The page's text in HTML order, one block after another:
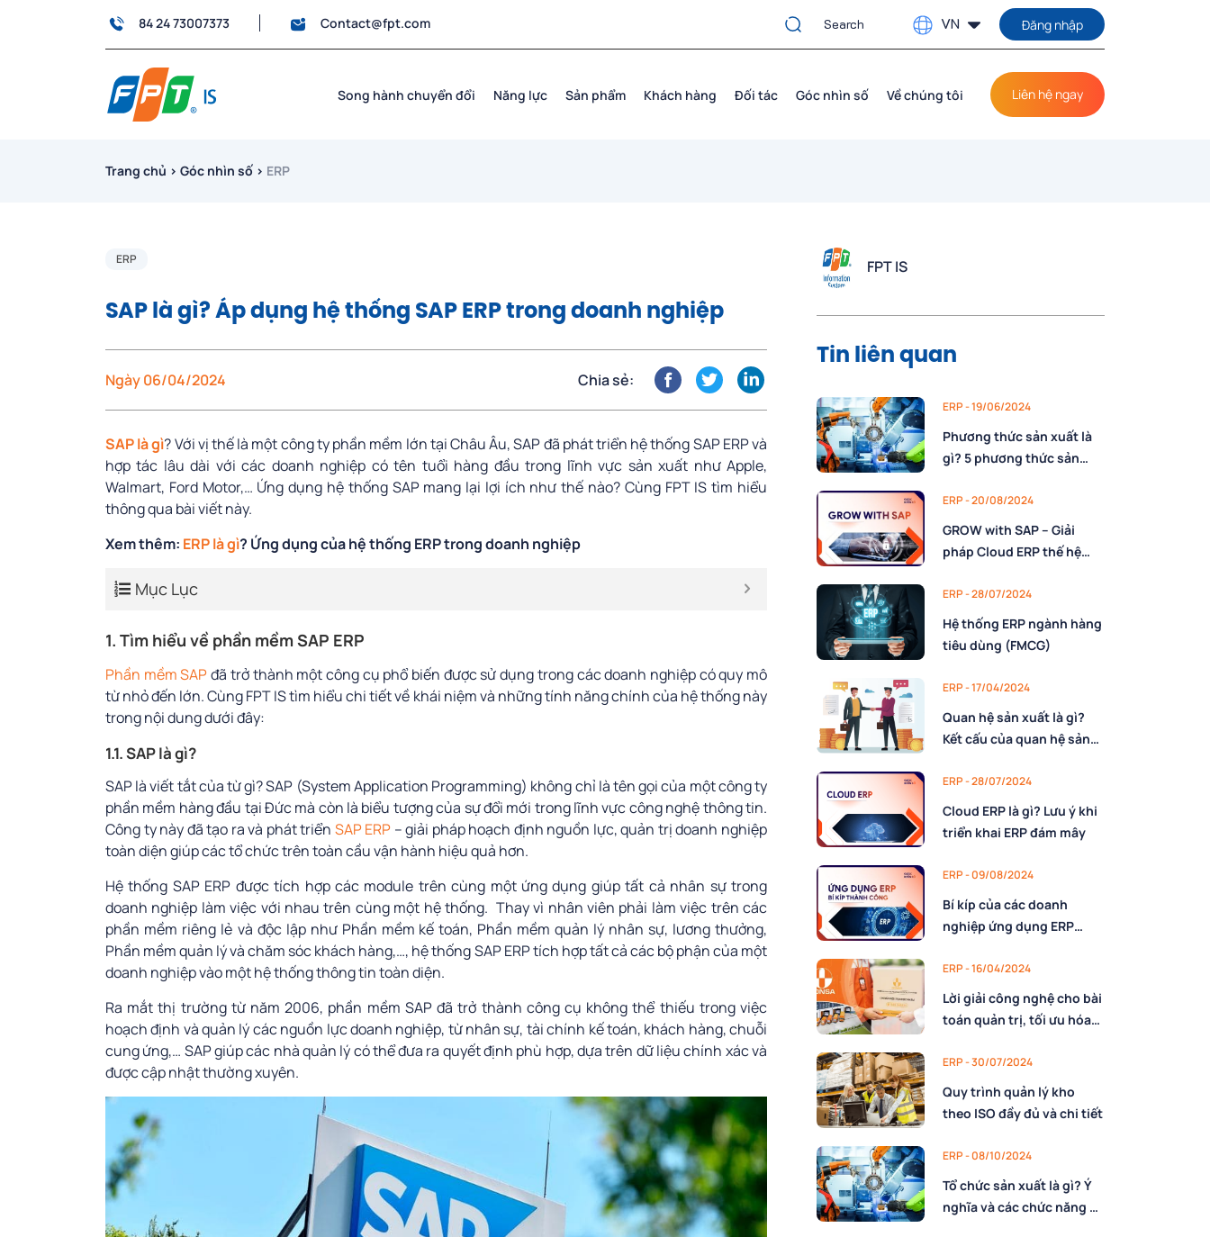
84 24 73007373 Contact@fpt.com VN Đăng nhập
Song hành chuyển đổi Năng lực Sản phẩm Khách hàng Đối tác Góc nhìn số Về chúng tôi Liên hệ ngay
Trang chủ › Góc nhìn số › ERP
ERP
SAP là gì? Áp dụng hệ thống SAP ERP trong doanh nghiệp
Ngày 06/04/2024 Chia sẻ:
SAP là gì? Với vị thế là một công ty phần mềm lớn tại Châu Âu, SAP đã phát triển hệ thống SAP ERP và
hợp tác lâu dài với các doanh nghiệp có tên tuổi hàng đầu trong lĩnh vực sản xuất như Apple,
Walmart, Ford Motor,… Ứng dụng hệ thống SAP mang lại lợi ích như thế nào? Cùng FPT IS tìm hiểu
thông qua bài viết này.
Xem thêm: ERP là gì? Ứng dụng của hệ thống ERP trong doanh nghiệp
Mục Lục
1. Tìm hiểu về phần mềm SAP ERP
Phần mềm SAPđã trở thành một công cụ phổ biến được sử dụng trong các doanh nghiệp có quy mô
từ nhỏ đến lớn. Cùng FPT IS tìm hiểu chi tiết về khái niệm và những tính năng chính của hệ thống này
trong nội dung dưới đây:
1.1. SAP là gì?
SAP là viết tắt của từ gì? SAP (System Application Programming) không chỉ là tên gọi của một công ty
phần mềm hàng đầu tại Đức mà còn là biểu tượng của sự đổi mới trong lĩnh vực công nghệ thông tin.
Công ty này đã tạo ra và phát triển SAP ERP – giải pháp hoạch định nguồn lực, quản trị doanh nghiệp
toàn diện giúp các tổ chức trên toàn cầu vận hành hiệu quả hơn.
Hệ thống SAP ERP được tích hợp các module trên cùng một ứng dụng giúp tất cả nhân sự trong
doanh nghiệp làm việc với nhau trên cùng một hệ thống. Thay vì nhân viên phải làm việc trên các
phần mềm riêng lẻ và độc lập như Phần mềm kế toán, Phần mềm quản lý nhân sự, lương thưởng,
Phần mềm quản lý và chăm sóc khách hàng,…, hệ thống SAP ERP tích hợp tất cả các bộ phận của một
doanh nghiệp vào một hệ thống thông tin toàn diện.
Ra mắt thị trường từ năm 2006, phần mềm SAPđã trở thành công cụ không thể thiếu trong việc
hoạch định và quản lý các nguồn lực doanh nghiệp, từ nhân sự, tài chính kế toán, khách hàng, chuỗi
cung ứng,… SAP giúp các nhà quản lý có thể đưa ra quyết định phù hợp, dựa trên dữ liệu chính xác và
được cập nhật thường xuyên.
FPT IS
Tin liên quan
ERP - 19/06/2024
Phương thức sản xuất là
gì? 5 phương thức sản
ERP - 20/08/2024
GROW with SAP – Giải
pháp Cloud ERP thế hệ
ERP - 28/07/2024
Hệ thống ERP ngành hàng
tiêu dùng (FMCG)
ERP - 17/04/2024
Quan hệ sản xuất là gì?
Kết cấu của quan hệ sản
ERP - 28/07/2024
Cloud ERP là gì? Lưu ý khi
triển khai ERP đám mây
ERP - 09/08/2024
Bí kíp của các doanh
nghiệp ứng dụng ERP
ERP - 16/04/2024
Lời giải công nghệ cho bài
toán quản trị, tối ưu hóa
doanh nghiệp ngành
Dược
ERP - 30/07/2024
Quy trình quản lý kho
theo ISO đầy đủ và chi tiết
ERP - 08/10/2024
Tổ chức sản xuất là gì? Ý
nghĩa và các chức năng cơ